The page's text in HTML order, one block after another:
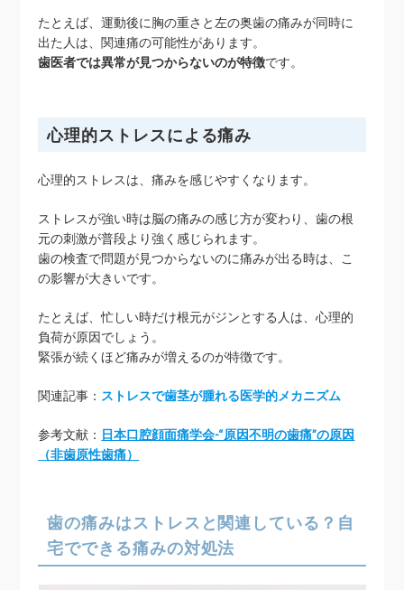
たとえば、運動後に胸の重さと左の奥歯の痛みが同時に
出た人は、関連痛の可能性があります。
歯医者では異常が見つからないのが特徴です。
心理的ストレスによる痛み
心理的ストレスは、痛みを感じやすくなります。
ストレスが強い時は脳の痛みの感じ方が変わり、歯の根
元の刺激が普段より強く感じられます。
歯の検査で問題が見つからないのに痛みが出る時は、こ
の影響が大きいです。
たとえば、忙しい時だけ根元がジンとする人は、心理的
負荷が原因でしょう。
緊張が続くほど痛みが増えるのが特徴です。
関連記事： ストレスで歯茎が腫れる医学的メカニズム
参考文献： 日本口腔顔面痛学会-“原因不明の歯痛”の原因
（非歯原性歯痛）
歯の痛みはストレスと関連している？自
宅でできる痛みの対処法